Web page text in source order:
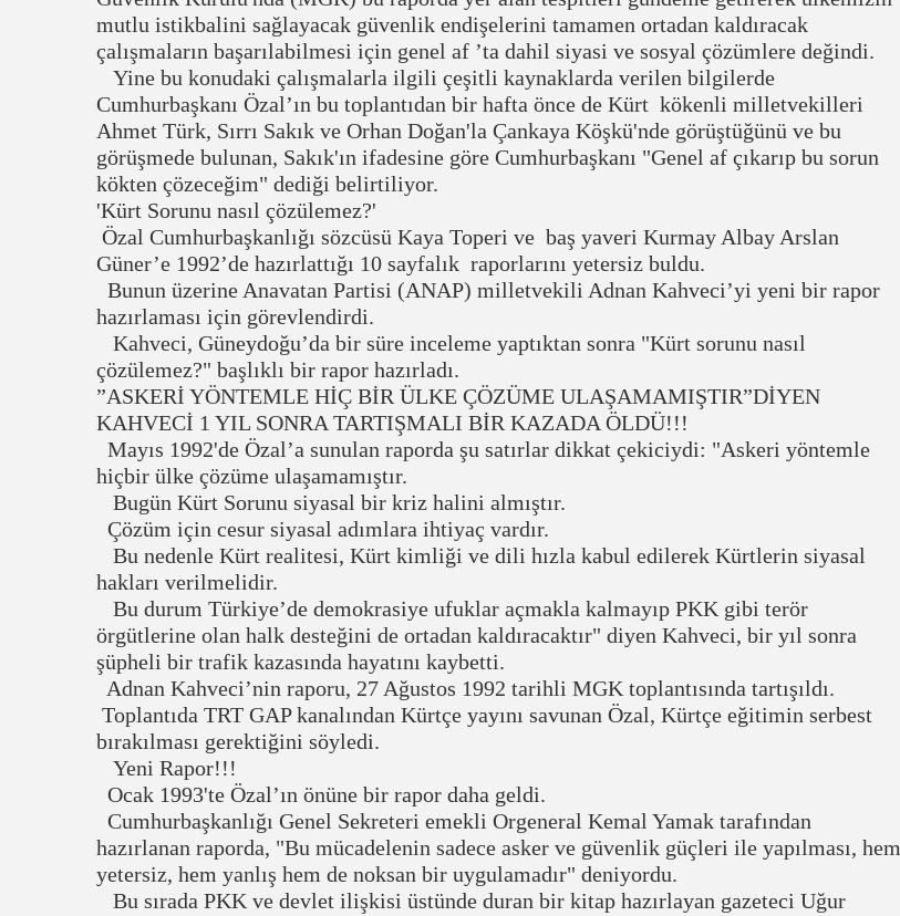
mutlu istikbalini sağlayacak güvenlik endişelerini tamamen ortadan kaldıracak
çalışmaların başarılabilmesi için genel af ’ta dahil siyasi ve sosyal çözümlere değindi.
Yine bu konudaki çalışmalarla ilgili çeşitli kaynaklarda verilen bilgilerde
Cumhurbaşkanı Özal’ın bu toplantıdan bir hafta önce de Kürt kökenli milletvekilleri
Ahmet Türk, Sırrı Sakık ve Orhan Doğan'la Çankaya Köşkü'nde görüştüğünü ve bu
görüşmede bulunan, Sakık'ın ifadesine göre Cumhurbaşkanı "Genel af çıkarıp bu sorun
kökten çözeceğim" dediği belirtiliyor.
'Kürt Sorunu nasıl çözülemez?'
Özal Cumhurbaşkanlığı sözcüsü Kaya Toperi ve baş yaveri Kurmay Albay Arslan
Güner’e 1992’de hazırlattığı 10 sayfalık raporlarını yetersiz buldu.
Bunun üzerine Anavatan Partisi (ANAP) milletvekili Adnan Kahveci’yi yeni bir rapor
hazırlaması için görevlendirdi.
Kahveci, Güneydoğu’da bir süre inceleme yaptıktan sonra "Kürt sorunu nasıl
çözülemez?" başlıklı bir rapor hazırladı.
”ASKERİ YÖNTEMLE HİÇ BİR ÜLKE ÇÖZÜME ULAŞAMAMIŞTIR”DİYEN
KAHVECİ 1 YIL SONRA TARTIŞMALI BİR KAZADA ÖLDÜ!!!
Mayıs 1992'de Özal’a sunulan raporda şu satırlar dikkat çekiciydi: "Askeri yöntemle
hiçbir ülke çözüme ulaşamamıştır.
Bugün Kürt Sorunu siyasal bir kriz halini almıştır.
Çözüm için cesur siyasal adımlara ihtiyaç vardır.
Bu nedenle Kürt realitesi, Kürt kimliği ve dili hızla kabul edilerek Kürtlerin siyasal
hakları verilmelidir.
Bu durum Türkiye’de demokrasiye ufuklar açmakla kalmayıp PKK gibi terör
örgütlerine olan halk desteğini de ortadan kaldıracaktır" diyen Kahveci, bir yıl sonra
şüpheli bir trafik kazasında hayatını kaybetti.
Adnan Kahveci’nin raporu, 27 Ağustos 1992 tarihli MGK toplantısında tartışıldı.
Toplantıda TRT GAP kanalından Kürtçe yayını savunan Özal, Kürtçe eğitimin serbest
bırakılması gerektiğini söyledi.
Yeni Rapor!!!
Ocak 1993'te Özal’ın önüne bir rapor daha geldi.
Cumhurbaşkanlığı Genel Sekreteri emekli Orgeneral Kemal Yamak tarafından
hazırlanan raporda, "Bu mücadelenin sadece asker ve güvenlik güçleri ile yapılması, hem
yetersiz, hem yanlış hem de noksan bir uygulamadır" deniyordu.
Bu sırada PKK ve devlet ilişkisi üstünde duran bir kitap hazırlayan gazeteci Uğur